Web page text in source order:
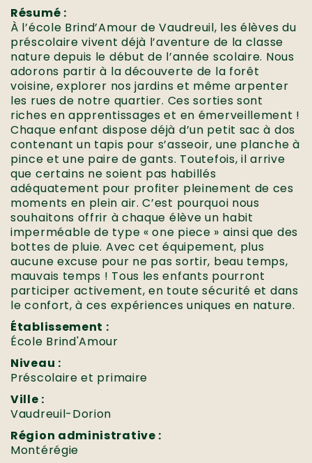
Résumé :
À l’école Brind’Amour de Vaudreuil, les élèves du
préscolaire vivent déjà l’aventure de la classe
nature depuis le début de l’année scolaire. Nous
adorons partir à la découverte de la forêt
voisine, explorer nos jardins et même arpenter
les rues de notre quartier. Ces sorties sont
riches en apprentissages et en émerveillement !
Chaque enfant dispose déjà d’un petit sac à dos
contenant un tapis pour s’asseoir, une planche à
pince et une paire de gants. Toutefois, il arrive
que certains ne soient pas habillés
adéquatement pour profiter pleinement de ces
moments en plein air. C’est pourquoi nous
souhaitons offrir à chaque élève un habit
imperméable de type « one piece » ainsi que des
bottes de pluie. Avec cet équipement, plus
aucune excuse pour ne pas sortir, beau temps,
mauvais temps ! Tous les enfants pourront
participer activement, en toute sécurité et dans
le confort, à ces expériences uniques en nature.
Établissement :
École Brind'Amour
Niveau :
Préscolaire et primaire
Ville :
Vaudreuil-Dorion
Région administrative :
Montérégie